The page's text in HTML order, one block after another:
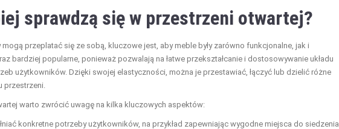
sprawdzą się w przestrzeni otwartej?
przeplatać się ze sobą, kluczowe jest, aby meble były zarówno funkcjonalne, jak i
bardziej popularne, ponieważ pozwalają na łatwe przekształcanie i dostosowywanie układu
użytkowników. Dzięki swojej elastyczności, można je przestawiać, łączyć lub dzielić różne
przestrzeni.
warto zwrócić uwagę na kilka kluczowych aspektów:
konkretne potrzeby użytkowników, na przykład zapewniając wygodne miejsca do siedzenia,